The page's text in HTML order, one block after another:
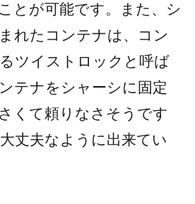
とが可能です。また、シ
れたコンテナは、コン
ツイストロックと呼ば
テナをシャーシに固定
くて頼りなさそうです
丈夫なように出来てい